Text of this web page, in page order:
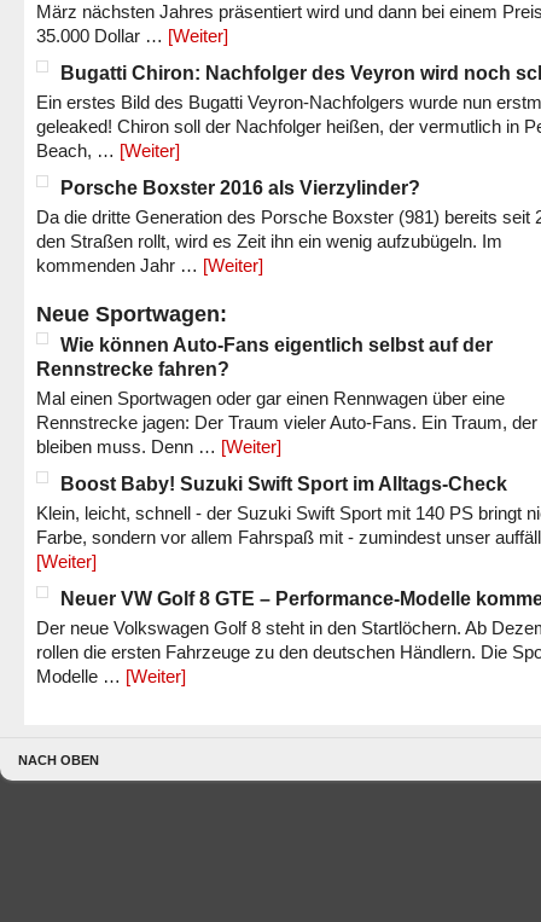
März nächsten Jahres präsentiert wird und dann bei einem
35.000 Dollar … [Weiter]
Bugatti Chiron: Nachfolger des Veyron wird noch
Ein erstes Bild des Bugatti Veyron-Nachfolgers wurde nun
geleaked! Chiron soll der Nachfolger heißen, der vermutlich in
Beach, … [Weiter]
Porsche Boxster 2016 als Vierzylinder?
Da die dritte Generation des Porsche Boxster (981) bereits seit
den Straßen rollt, wird es Zeit ihn ein wenig aufzubügeln. Im
kommenden Jahr … [Weiter]
Neue Sportwagen:
Wie können Auto-Fans eigentlich selbst auf der
Rennstrecke fahren?
Mal einen Sportwagen oder gar einen Rennwagen über eine
Rennstrecke jagen: Der Traum vieler Auto-Fans. Ein Traum,
bleiben muss. Denn … [Weiter]
Boost Baby! Suzuki Swift Sport im Alltags-Check
Klein, leicht, schnell - der Suzuki Swift Sport mit 140 PS bringt
Farbe, sondern vor allem Fahrspaß mit - zumindest unser
[Weiter]
Neuer VW Golf 8 GTE – Performance-Modelle
Der neue Volkswagen Golf 8 steht in den Startlöchern. Ab
rollen die ersten Fahrzeuge zu den deutschen Händlern. Die
Modelle … [Weiter]
NACH OBEN